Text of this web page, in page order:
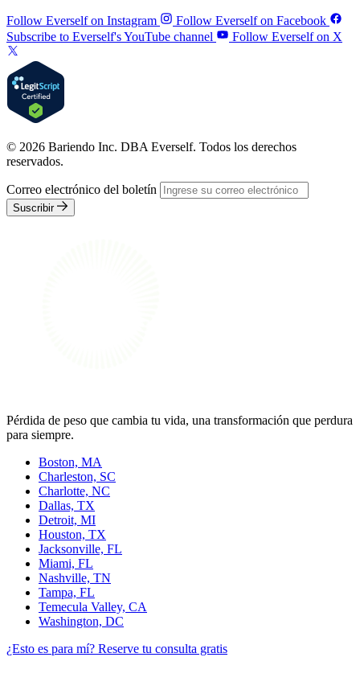
Follow Everself on Instagram
Follow Everself on Facebook
Subscribe to Everself's YouTube channel
Follow Everself on X
© 2026 Bariendo Inc. DBA Everself. Todos los derechos
reservados.
Correo electrónico del boletín
Suscribir
Pérdida de peso que cambia tu vida, una transformación que perdura
para siempre.
Boston, MA
Charleston, SC
Charlotte, NC
Dallas, TX
Detroit, MI
Houston, TX
Jacksonville, FL
Miami, FL
Nashville, TN
Tampa, FL
Temecula Valley, CA
Washington, DC
¿Esto es para mí? Reserve tu consulta gratis